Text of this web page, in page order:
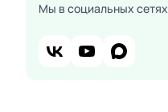
Мы в социальных сетях